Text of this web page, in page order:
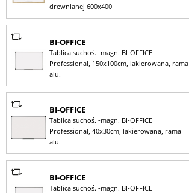
drewnianej 600x400
BI-OFFICE
Tablica suchoś. -magn. BI-OFFICE
Professional, 150x100cm, lakierowana, rama
alu.
BI-OFFICE
Tablica suchoś. -magn. BI-OFFICE
Professional, 40x30cm, lakierowana, rama
alu.
BI-OFFICE
Tablica suchoś. -magn. BI-OFFICE